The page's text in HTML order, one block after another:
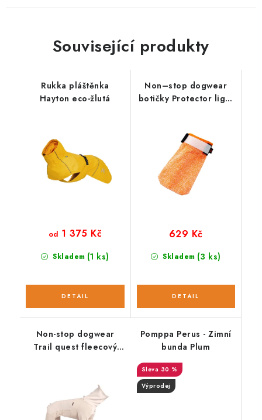
Související produkty
Rukka pláštěnka
Hayton eco-žlutá
Skladem (1 ks)
od 1 375 Kč
Non–stop dogwear
botičky Protector light
Skladem (3 ks)
629 Kč
Non-stop dogwear
Trail quest fleecový
Pomppa Perus - Zimní
bunda Plum
30 %
Výprodej